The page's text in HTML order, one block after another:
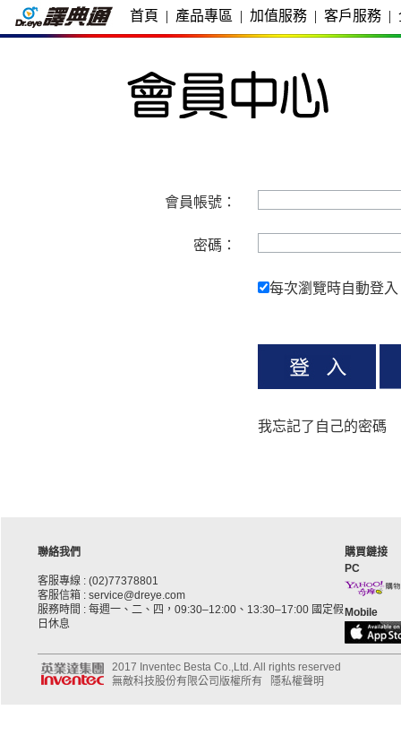
首頁 | 產品專區 | 加值服務 | 客戶服務 |
會員帳號：
密碼：
每次瀏覽時自動登入
我忘記了自己的密碼
聯絡我們
客服專線 : (02)77378801
客服信箱 : service@dreye.com
服務時間 : 每週一、二、四，09:30–12:00、13:30–17:00 國定假
日休息
購買鏈接
PC
Mobile
2017 Inventec Besta Co.,Ltd. All rights reserved
無敵科技股份有限公司版權所有
隱私權聲明